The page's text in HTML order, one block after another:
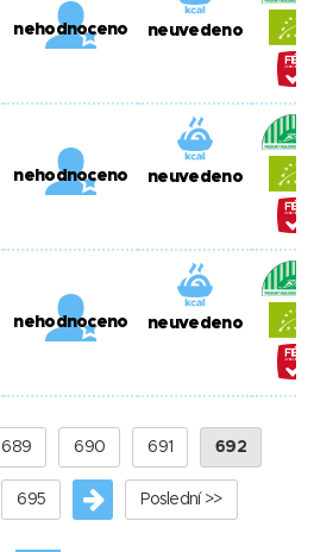
nehodnoceno neuvedeno
nehodnoceno neuvedeno
nehodnoceno neuvedeno
689 690 691 692
695 Poslední >>